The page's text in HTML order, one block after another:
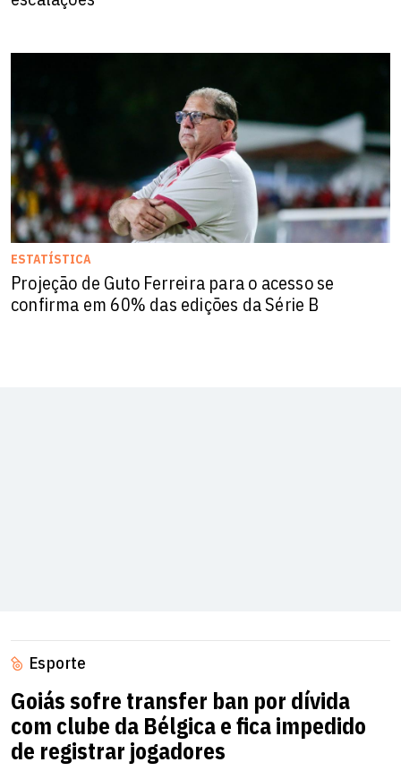
ESTATÍSTICA
Projeção de Guto Ferreira para o acesso se
confirma em 60% das edições da Série B
Esporte
Goiás sofre transfer ban por dívida
com clube da Bélgica e fica impedido
de registrar jogadores